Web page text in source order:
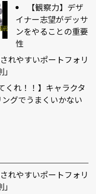
【観察力】デザ
イナー志望がデッサ
ンをやることの重要
性
れやすいポートフォリ
くれ！！】キャラクタ
グでうまくいかない
れやすいポートフォリ